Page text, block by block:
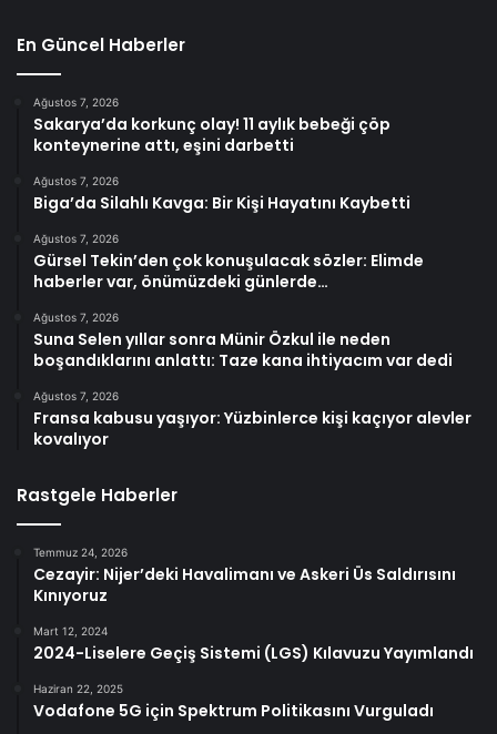
En Güncel Haberler
Ağustos 7, 2026
Sakarya’da korkunç olay! 11 aylık bebeği çöp
konteynerine attı, eşini darbetti
Ağustos 7, 2026
Biga’da Silahlı Kavga: Bir Kişi Hayatını Kaybetti
Ağustos 7, 2026
Gürsel Tekin’den çok konuşulacak sözler: Elimde
haberler var, önümüzdeki günlerde…
Ağustos 7, 2026
Suna Selen yıllar sonra Münir Özkul ile neden
boşandıklarını anlattı: Taze kana ihtiyacım var dedi
Ağustos 7, 2026
Fransa kabusu yaşıyor: Yüzbinlerce kişi kaçıyor alevler
kovalıyor
Rastgele Haberler
Temmuz 24, 2026
Cezayir: Nijer’deki Havalimanı ve Askeri Üs Saldırısını
Kınıyoruz
Mart 12, 2024
2024-Liselere Geçiş Sistemi (LGS) Kılavuzu Yayımlandı
Haziran 22, 2025
Vodafone 5G için Spektrum Politikasını Vurguladı